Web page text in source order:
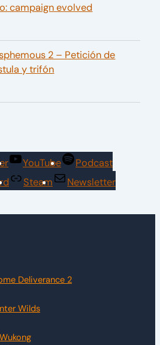
campaign evolved
2 – Petición de
y trifón
YouTube
Podcast
Steam Newsletter
Deliverance 2
Wilds